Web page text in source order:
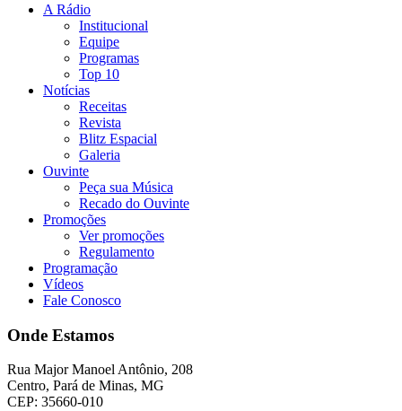
A Rádio
Institucional
Equipe
Programas
Top 10
Notícias
Receitas
Revista
Blitz Espacial
Galeria
Ouvinte
Peça sua Música
Recado do Ouvinte
Promoções
Ver promoções
Regulamento
Programação
Vídeos
Fale Conosco
Onde Estamos
Rua Major Manoel Antônio, 208
Centro, Pará de Minas, MG
CEP: 35660-010